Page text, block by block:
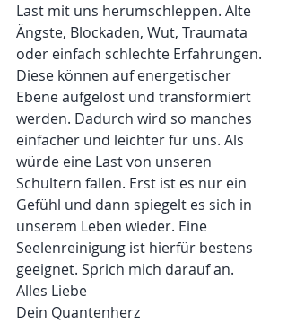
Last mit uns herumschleppen. Alte
Ängste, Blockaden, Wut, Traumata
oder einfach schlechte Erfahrungen.
Diese können auf energetischer
Ebene aufgelöst und transformiert
werden. Dadurch wird so manches
einfacher und leichter für uns. Als
würde eine Last von unseren
Schultern fallen. Erst ist es nur ein
Gefühl und dann spiegelt es sich in
unserem Leben wieder. Eine
Seelenreinigung ist hierfür bestens
geeignet. Sprich mich darauf an.
Alles Liebe
Dein Quantenherz